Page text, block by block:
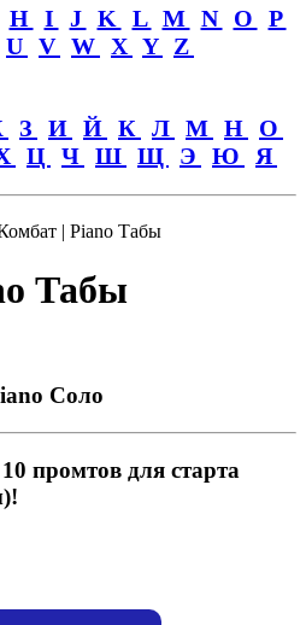
H I J K L M N O
P
U V W X Y Z
З И Й К Л М Н
О
Ц Ч Ш Щ Э Ю Я
| Piano Табы
Табы
Соло
промтов для старта